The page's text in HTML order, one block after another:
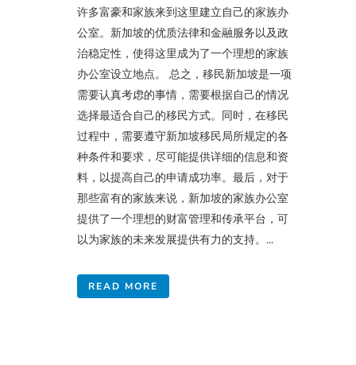
许多富豪和家族来到这里建立自己的家族办
公室。新加坡的优质法律和金融服务以及政
治稳定性，使得这里成为了一个理想的家族
办公室设立地点。 总之，移民新加坡是一项
需要认真考虑的事情，需要根据自己的情况
选择最适合自己的移民方式。同时，在移民
过程中，需要遵守新加坡移民局所规定的各
种条件和要求，尽可能提供详细的信息和资
料，以提高自己的申请成功率。最后，对于
那些富有的家族来说，新加坡的家族办公室
提供了一个理想的财富管理和传承平台，可
以为家族的未来发展提供有力的支持。...
READ MORE